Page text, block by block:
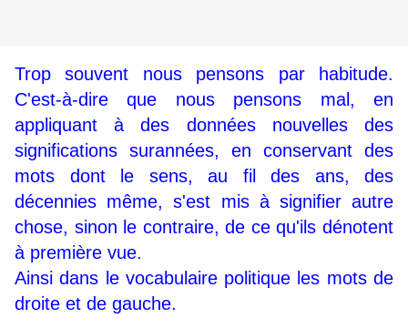
Trop souvent nous pensons par habitude.
C'est-à-dire que nous pensons mal, en
appliquant à des données nouvelles des
significations surannées, en conservant des
mots dont le sens, au fil des ans, des
décennies même, s'est mis à signifier autre
chose, sinon le contraire, de ce qu'ils dénotent
à première vue.
Ainsi dans le vocabulaire politique les mots de
droite et de gauche.